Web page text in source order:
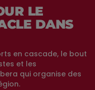
LE
DANS
en cascade, le bout
et les
qui organise des